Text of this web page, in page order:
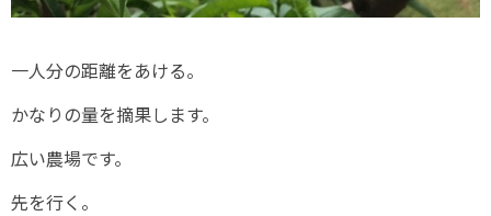
一人分の距離をあける。
かなりの量を摘果します。
広い農場です。
先を行く。